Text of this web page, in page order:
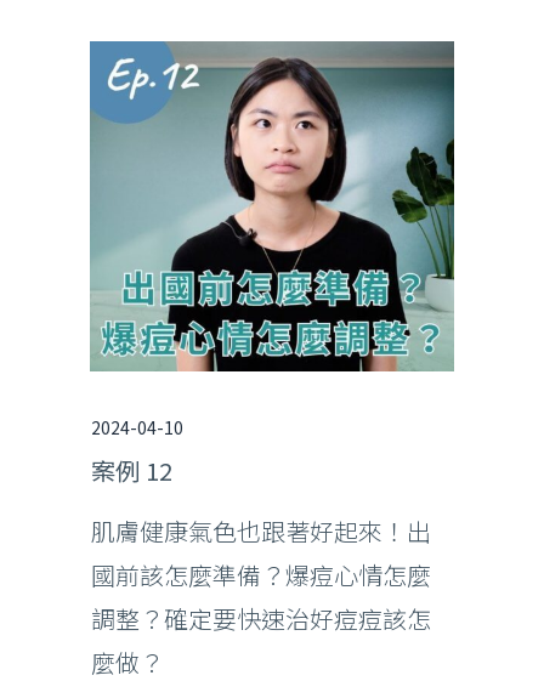
2024-04-10
案例 12
肌膚健康氣色也跟著好起來！出
國前該怎麼準備？爆痘心情怎麼
調整？確定要快速治好痘痘該怎
麼做？